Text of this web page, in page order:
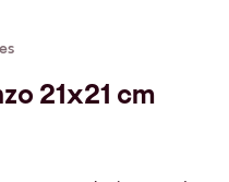
21x21 cm